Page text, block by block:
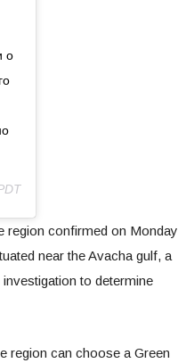
о
region confirmed on Monday
near the Avacha gulf, a
to determine
region can choose a Green